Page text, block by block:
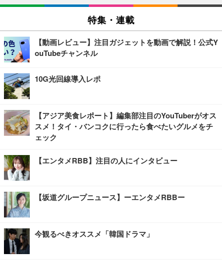
特集・連載
【動画レビュー】注目ガジェットを動画で解説！公式Y
ouTubeチャンネル
10G光回線導入レポ
【アジア美食レポート】編集部注目のYouTuberがオス
スメ！タイ・バンコクに行ったら食べたいグルメをチ
ェック
【エンタメRBB】注目の人にインタビュー
【坂道グループニュース】ーエンタメRBBー
今観るべきオススメ「韓国ドラマ」